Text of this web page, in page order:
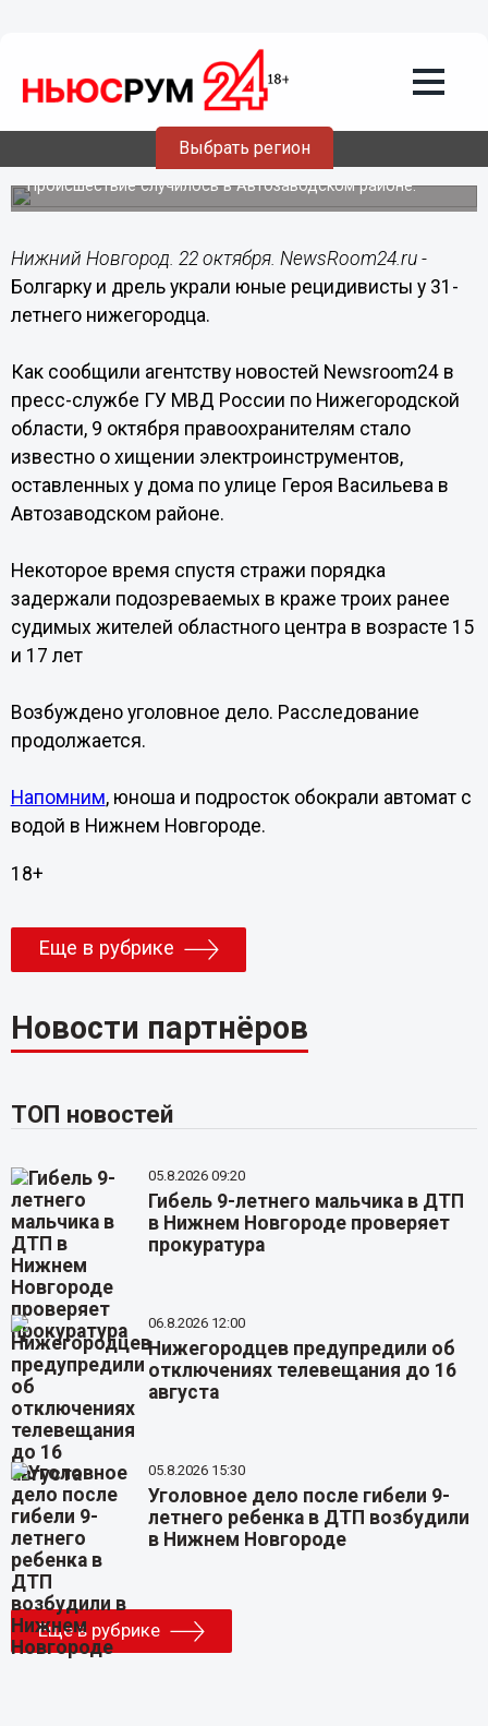
Выбрать регион
Болгарку и дрель украли юные
рецидивисты у 31-летнего
Происшествие случилось в Автозаводском районе.
Нижний Новгород. 22 октября. NewsRoom24.ru -
Болгарку и дрель украли юные рецидивисты у 31-
летнего нижегородца.
Как сообщили агентству новостей Newsroom24 в
пресс-службе ГУ МВД России по Нижегородской
области, 9 октября правоохранителям стало
известно о хищении электроинструментов,
оставленных у дома по улице Героя Васильева в
Автозаводском районе.
Некоторое время спустя стражи порядка
задержали подозреваемых в краже троих ранее
судимых жителей областного центра в возрасте 15
и 17 лет
Возбуждено уголовное дело. Расследование
продолжается.
Напомним, юноша и подросток обокрали автомат с
водой в Нижнем Новгороде.
18+
Еще в рубрике
Новости партнёров
ТОП новостей
05.8.2026 09:20
Гибель 9-летнего мальчика в ДТП
в Нижнем Новгороде проверяет
прокуратура
06.8.2026 12:00
Нижегородцев предупредили об
отключениях телевещания до 16
августа
05.8.2026 15:30
Уголовное дело после гибели 9-
летнего ребенка в ДТП возбудили
в Нижнем Новгороде
Еще в рубрике